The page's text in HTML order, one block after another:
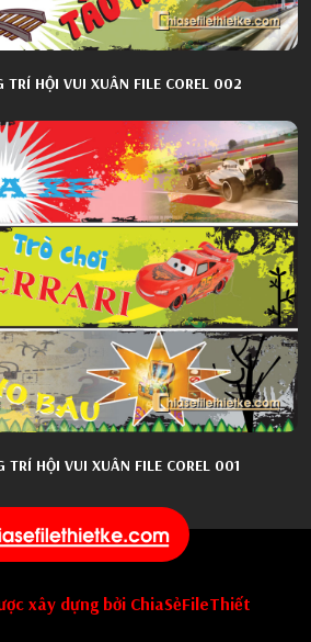
TRÍ HỘI VUI XUÂN FILE COREL 002
TRÍ HỘI VUI XUÂN FILE COREL 001
xây dựng bởi ChiaSẻFileThiết